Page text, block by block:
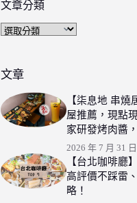
文章分類
文
類
文章
【柒息地 串
屋推薦，現點
家研發烤肉醬
2026 年 7 月 31 日
【台北咖啡廳
高評價不踩雷
略！